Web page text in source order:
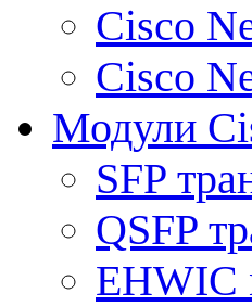
Cisco
Cisco
Модули
SFP
QSFP
EHWIC